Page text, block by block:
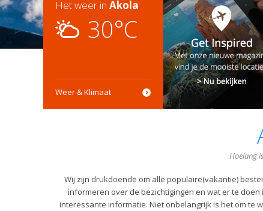
Het weer in Akola
30°C
Weer & Klimaat
Hoelang
Wij zijn drukdoende om alle populaire(vakantie)
informeren over de bezichtigingen en wat er te
interessante informatie. Niet onbelangrijk is het om te